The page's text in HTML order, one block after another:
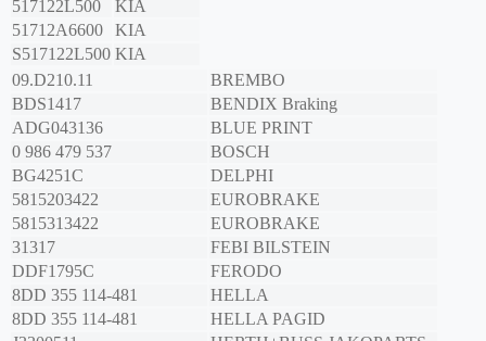
517122L500
KIA
51712A6600
KIA
S517122L500 KIA
09.D210.11
BREMBO
BDS1417
BENDIX Braking
ADG043136
BLUE PRINT
0 986 479 537
BOSCH
BG4251C
DELPHI
5815203422
EUROBRAKE
5815313422
EUROBRAKE
31317
FEBI BILSTEIN
DDF1795C
FERODO
8DD 355 114-481
HELLA
8DD 355 114-481
HELLA PAGID